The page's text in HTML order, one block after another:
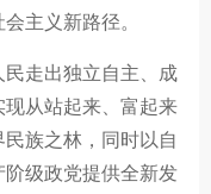
主义新路径。
走出独立自主、成
从站起来、富起来
族之林，同时以自
级政党提供全新发